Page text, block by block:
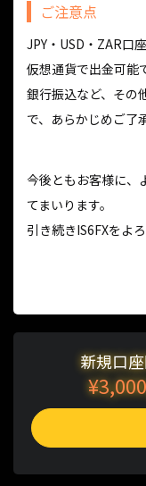
ご注意点
JPY・USD・ZAR口
仮想通貨で出金可能
銀行振込など、その
で、あらかじめご了
今後ともお客様に、
てまいります。
引き続きIS6FXをよ
新規口